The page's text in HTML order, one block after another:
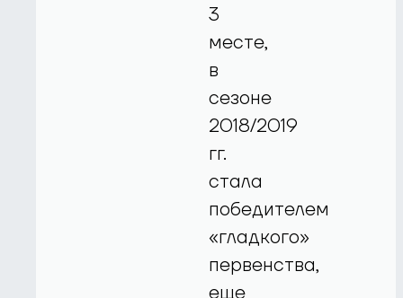
3
месте,
в
сезоне
2018/2019
гг.
стала
победителем
«гладкого»
первенства,
еще